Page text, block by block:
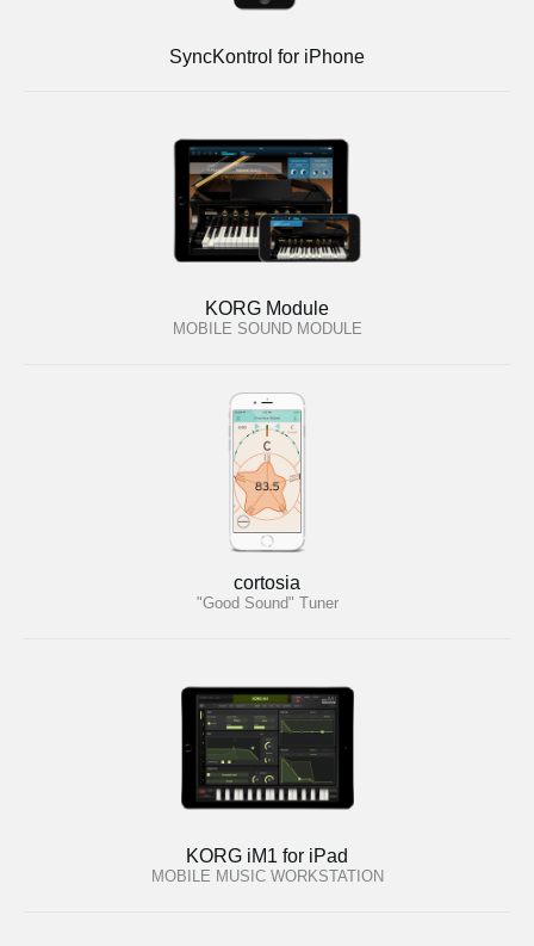
SyncKontrol for iPhone
KORG Module
MOBILE SOUND MODULE
cortosia
"Good Sound" Tuner
KORG iM1 for iPad
MOBILE MUSIC WORKSTATION